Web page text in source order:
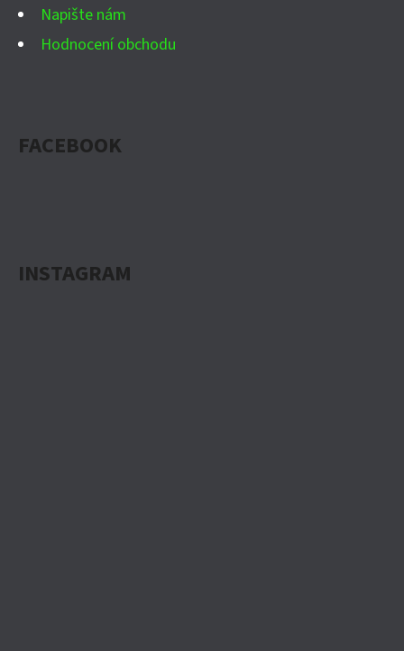
Napište nám
Hodnocení obchodu
FACEBOOK
INSTAGRAM